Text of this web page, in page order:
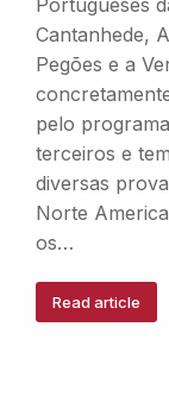
Portugueses
Cantanhede,
Pegões e a
pelo
terceiros e
diversas
Norte
os…
Read article